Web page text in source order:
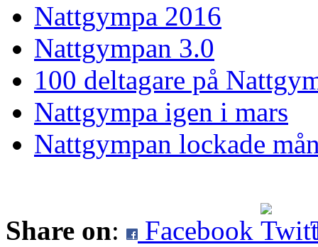
Nattgympa 2016
Nattgympan 3.0
100 deltagare på
Nattgympa igen i mars
Nattgympan lockade
Share on: Facebook